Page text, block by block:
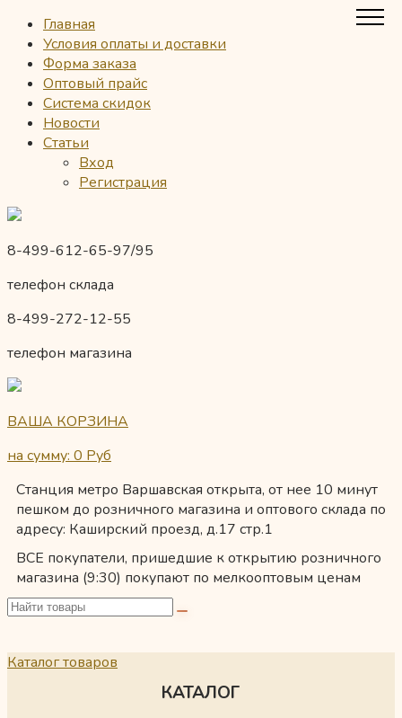
Главная
Условия оплаты и доставки
Форма заказа
Оптовый прайс
Система скидок
Новости
Статьи
Вход
Регистрация
8-499-612-65-97/95
телефон склада
8-499-272-12-55
телефон магазина
ВАША КОРЗИНА
на сумму: 0 Руб
Станция метро Варшавская открыта, от нее 10 минут
пешком до розничного магазина и оптового склада по
адресу: Каширский проезд, д.17 стр.1
ВСЕ покупатели, пришедшие к открытию розничного
магазина (9:30) покупают по мелкооптовым ценам
Каталог товаров
КАТАЛОГ